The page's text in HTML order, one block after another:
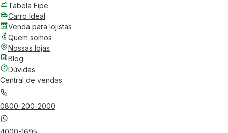
Tabela Fipe
Carro Ideal
Venda para lojistas
Quem somos
Nossas lojas
Blog
Dúvidas
Central de vendas
0800-200-2000